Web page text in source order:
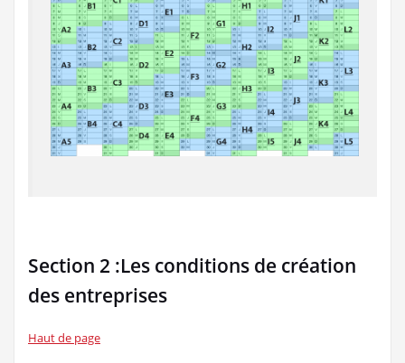
Section 2 :Les conditions de création
des entreprises
Haut de page